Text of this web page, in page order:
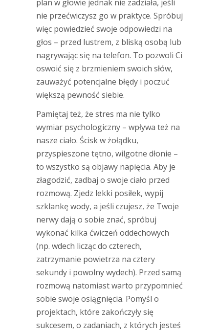
plan w głowie jednak nie zadziała, jeśli
nie przećwiczysz go w praktyce. Spróbuj
więc powiedzieć swoje odpowiedzi na
głos – przed lustrem, z bliską osobą lub
nagrywając się na telefon. To pozwoli Ci
oswoić się z brzmieniem swoich słów,
zauważyć potencjalne błędy i poczuć
większą pewność siebie.
Pamiętaj też, że stres ma nie tylko
wymiar psychologiczny – wpływa też na
nasze ciało. Ścisk w żołądku,
przyspieszone tętno, wilgotne dłonie –
to wszystko są objawy napięcia. Aby je
złagodzić, zadbaj o swoje ciało przed
rozmową. Zjedz lekki posiłek, wypij
szklankę wody, a jeśli czujesz, że Twoje
nerwy dają o sobie znać, spróbuj
wykonać kilka ćwiczeń oddechowych
(np. wdech licząc do czterech,
zatrzymanie powietrza na cztery
sekundy i powolny wydech). Przed samą
rozmową natomiast warto przypomnieć
sobie swoje osiągnięcia. Pomyśl o
projektach, które zakończyły się
sukcesem, o zadaniach, z których jesteś